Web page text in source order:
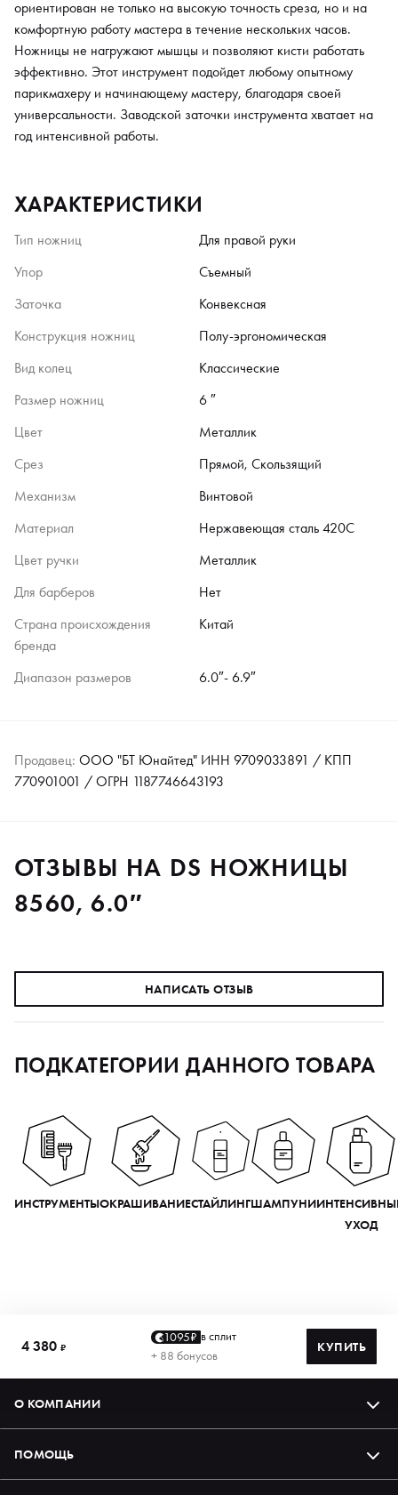
ориентирован не только на высокую точность среза, но и на
комфортную работу мастера в течение нескольких часов.
Ножницы не нагружают мышцы и позволяют кисти работать
эффективно. Этот инструмент подойдет любому опытному
парикмахеру и начинающему мастеру, благодаря своей
универсальности. Заводской заточки инструмента хватает на
год интенсивной работы.
ХАРАКТЕРИСТИКИ
Тип ножниц
Для правой руки
Упор
Съемный
Заточка
Конвексная
Конструкция ножниц
Полу-эргономическая
Вид колец
Классические
Размер ножниц
6 ″
Цвет
Металлик
Срез
Прямой, Скользящий
Механизм
Винтовой
Материал
Нержавеющая сталь 420C
Цвет ручки
Металлик
Для барберов
Нет
Страна происхождения
бренда
Китай
Диапазон размеров 6.0″- 6.9″
Продавец: ООО "БТ Юнайтед" ИНН 9709033891 / КПП
770901001 / ОГРН 1187746643193
ОТЗЫВЫ НА DS НОЖНИЦЫ
8560, 6.0″
НАПИСАТЬ ОТЗЫВ
ПОДКАТЕГОРИИ ДАННОГО ТОВАРА
ИНСТРУМЕНТЫОКРАШИВАНИЕСТАЙЛИНГШАМПУНИ
УХОД
4 380 ₽
1095₽ в сплит
+ 88 бонусов
КУПИТЬ
О КОМПАНИИ
ПОМОЩЬ